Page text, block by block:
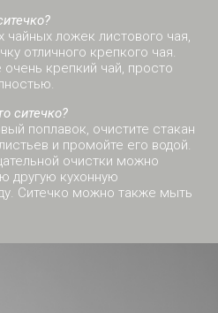
чайных ложек листового чая,
отличного крепкого чая.
крепкий чай, просто
ситечко?
поплавок, очистите стакан
и промойте его водой.
очистки можно
другую кухонную
Ситечко можно также мыть